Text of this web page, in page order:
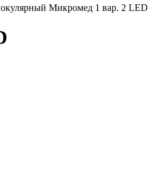
Микромед 1 вар. 2 LED